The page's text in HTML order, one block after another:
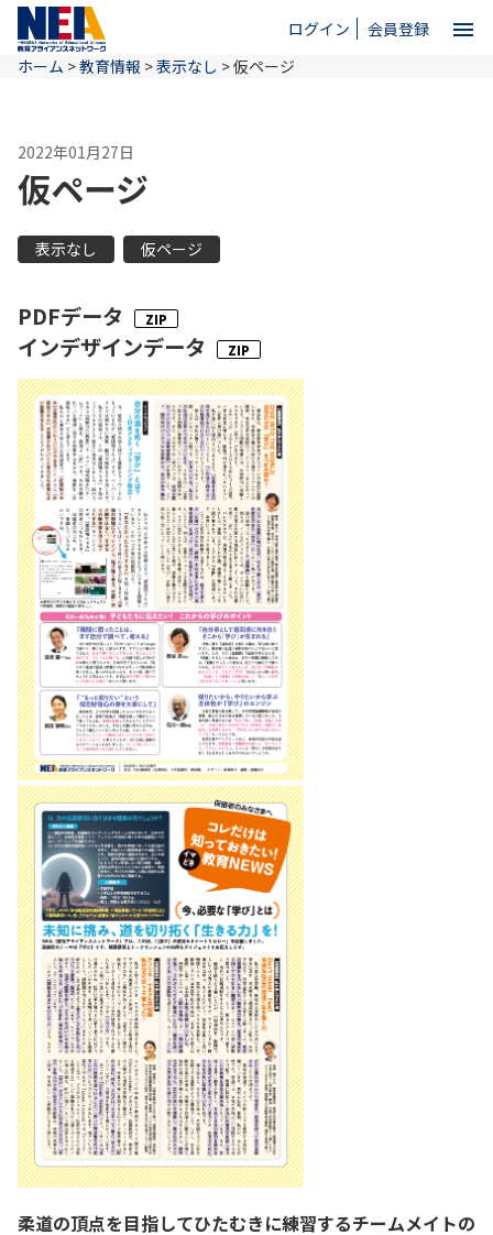
ログイン 会員登録 menu
ホーム
NEAとは
教育情報
お問い合わせ
ホーム >教育情報 >表示なし >仮ページ
2022年01月27日
仮ページ
表示なし 仮ページ
PDFデータ
インデザインデータ
柔道の頂点を目指してひたむきに練習するチームメイトの